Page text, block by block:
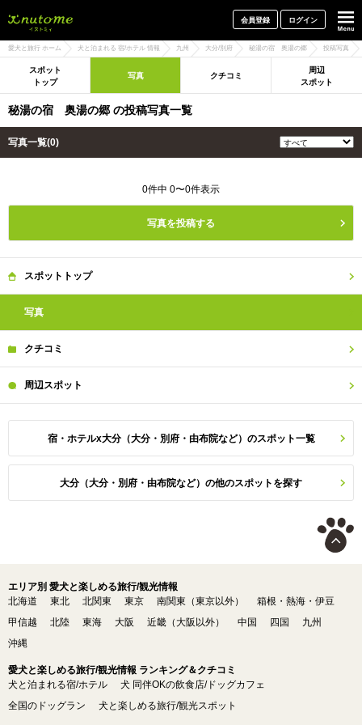
会員登録 ログイン
愛犬と旅行 ホーム 犬と泊まれる 宿/ホテル 情報 九州 大分/別府 秘湯の宿 奥湯の郷 投稿写真
スポット
トップ
写真 クチコミ
周辺
スポット
秘湯の宿 奥湯の郷 の投稿写真一覧
写真一覧(0)
0件中 0〜0件表示
写真を投稿する
スポット トップ
写真
クチコミ
周辺スポット
宿・ホテルx大分（大分・別府・由布院など）のスポット一覧
大分（大分・別府・由布院など）の他のスポットを探す
エリア別 愛犬と楽しめる旅行/観光情報
北海道
東北 北関東 東京 南関東（東京以外）
箱根・熱海・伊豆
甲信越
北陸 東海 大阪 近畿（大阪以外） 中国 四国
九州
沖縄
愛犬と楽しめる旅行/観光情報 ランキング＆クチコミ
犬と泊まれる宿/ホテル
犬 同伴OKの飲食店/ドッグカフェ
全国のドッグラン
犬と楽しめる旅行/観光スポット